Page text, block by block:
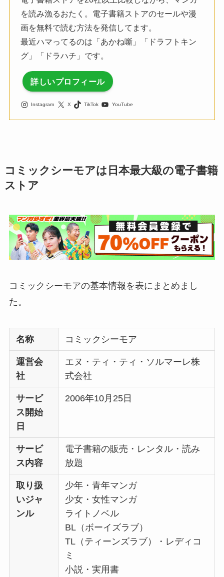
を読み漁るおたく。電子書籍ストアのセールや漫
画を無料で読む方法を発信してます。
最近ハマってるのは「あかね噺」「ドラフトキン
グ」「ドラハチ」です。
詳しいプロフィール
Instagram X TikTok YouTube
コミックシーモアは日本最大級の電子書籍
ストア
コミックシーモアの基本情報を表にまとめまし
た。
名称 コミックシーモア
運営会
社
エヌ・ティ・ティ・ソルマーレ株
式会社
サービ
ス開始
日
2006年10月25日
サービ
ス内容
電子書籍の販売・レンタル・読み
放題
取り扱
いジャ
ンル
少年・青年マンガ
少女・女性マンガ
ライトノベル
BL（ボーイズラブ）
TL（ティーンズラブ）・レディコ
ミ
小説・実用書